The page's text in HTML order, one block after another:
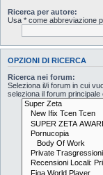
Ricerca per autore:
Usa * come abbreviazione
OPZIONI DI RICERCA
Ricerca nei forum:
Seleziona il/i forum in cui
seleziona il forum principale